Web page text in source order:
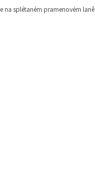
splétaném pramenovém